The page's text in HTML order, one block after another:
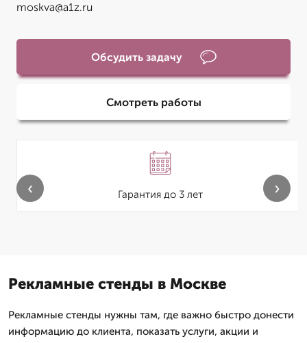
moskva@a1z.ru
Обсудить задачу
Смотреть работы
Гарантия до 3 лет
‹ ›
Рекламные стенды в Москве
Рекламные стенды нужны там, где важно быстро донести
информацию до клиента, показать услуги, акции и